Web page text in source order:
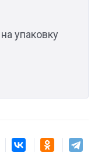
упаковку